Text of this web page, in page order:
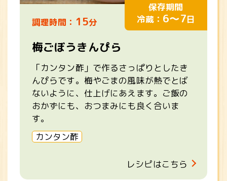
調理時間： 15分
保存期間
冷蔵： 6～7日
梅ごぼうきんぴら
「カンタン酢」で作るさっぱりとしたき
んぴらです。梅やごまの風味が熱でとば
ないように、仕上げにあえます。ご飯の
おかずにも、おつまみにも良く合いま
す。
カンタン酢
レシピはこちら